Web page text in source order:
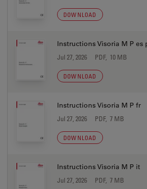
DOWNLOAD
Instructions Visoria M P es
Jul 27, 2026 PDF, 10 MB
DOWNLOAD
Instructions Visoria M P fr
Jul 27, 2026 PDF, 7 MB
DOWNLOAD
Instructions Visoria M P it
Jul 27, 2026 PDF, 7 MB